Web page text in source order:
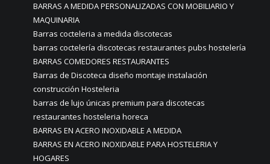
BARRAS A MEDIDA PERSONALIZADAS CON MOBILIARIO Y
MAQUINARIA
Barras cocteleria a medida discotecas
barras coctelería discotecas restaurantes pubs hostelería
BARRAS COMEDORES RESTAURANTES
Barras de Discoteca diseño montaje instalación
construcción Hosteleria
barras de lujo únicas premium para discotecas
restaurantes hosteleria horeca
BARRAS EN ACERO INOXIDABLE A MEDIDA
BARRAS EN ACERO INOXIDABLE PARA HOSTELERIA Y
HOGARES